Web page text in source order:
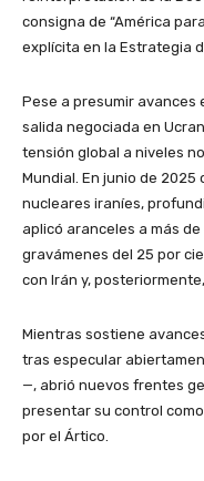
consigna de “América
explícita en la Estrategia
Pese a presumir avances
salida negociada en
tensión global a niveles
Mundial. En junio de
nucleares iraníes,
aplicó aranceles a más
gravámenes del 25 por
con Irán y,
Mientras sostiene
tras especular
—, abrió nuevos frentes
presentar su control
por el Ártico.